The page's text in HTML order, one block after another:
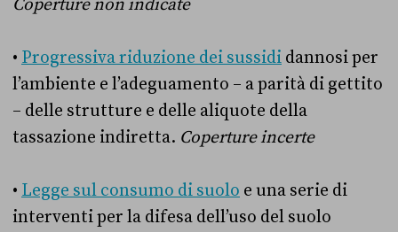
Coperture non indicate
• Progressiva riduzione dei sussidi dannosi per
l’ambiente e l’adeguamento – a parità di gettito
– delle strutture e delle aliquote della
tassazione indiretta. Coperture incerte
• Legge sul consumo di suolo e una serie di
interventi per la difesa dell’uso del suolo